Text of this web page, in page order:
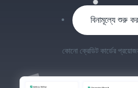
বিনামূল্যে শুরু
কোনো ক্রেডিট কার্ডের